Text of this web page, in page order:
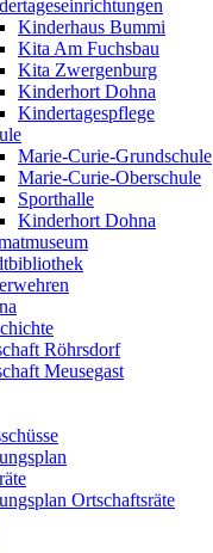
Kinderhaus Bummi
Kita Am Fuchsbau
Kita Zwergenburg
Kinderhort Dohna
Kindertagespflege
Marie-Curie-Grundschule
Marie-Curie-Oberschule
Sporthalle
Kinderhort Dohna
Röhrsdorf
Meusegast
Ortschaftsräte